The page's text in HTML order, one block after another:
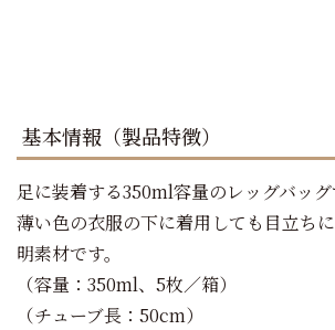
基本情報（製品特徴）
足に装着する350ml容量のレッグバッグ
薄い色の衣服の下に着用しても目立ち
明素材です。
（容量：350ml、5枚／箱）
（チューブ長：50cm）